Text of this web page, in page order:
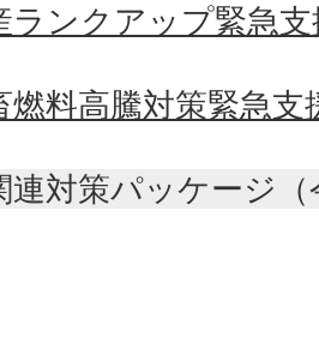
ランクアップ緊急
燃料高騰対策緊急支
連対策パッケージ